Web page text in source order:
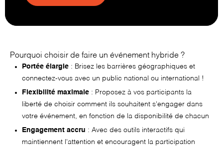
Pourquoi choisir de faire un événement hybride ?
Portée élargie : Brisez les barrières géographiques et
connectez-vous avec un public national ou international !
Flexibilité maximale : Proposez à vos participants la
liberté de choisir comment ils souhaitent s'engager dans
votre événement, en fonction de la disponibilité de chacun
Engagement accru : Avec des outils interactifs qui
maintiennent l'attention et encouragent la participation